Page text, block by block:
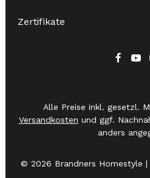
Zertifikate
© 2026 Brandners Homestyle
Alle Preise inkl. gesetzl.
Versandkosten und ggf.
anders